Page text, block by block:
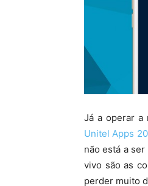
Já a operar a
Unitel Apps
não está a
vivo são as
perder muito